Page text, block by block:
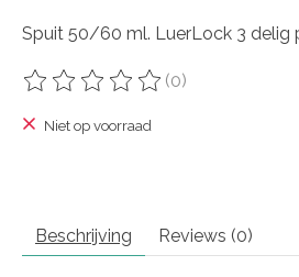
Spuit 50/60 ml. LuerLock 3 delig
De beoordeling van dit product is
(0)
Niet op voorraad
Beschrijving Reviews (0)